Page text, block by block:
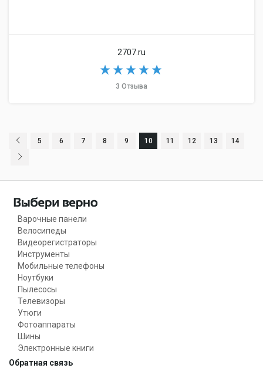
2707.ru
3 Отзыва
5 6 7 8 9 10 11 12 13 14
Варочные панели
Велосипеды
Видеорегистраторы
Инструменты
Мобильные телефоны
Ноутбуки
Пылесосы
Телевизоры
Утюги
Фотоаппараты
Шины
Электронные книги
Обратная связь